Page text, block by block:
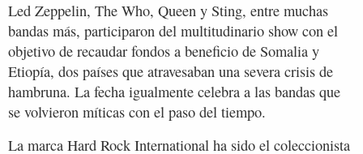
Led Zeppelin, The Who, Queen y Sting, entre muchas
bandas más, participaron del multitudinario show con el
objetivo de recaudar fondos a beneficio de Somalia y
Etiopía, dos países que atravesaban una severa crisis de
hambruna. La fecha igualmente celebra a las bandas que
se volvieron míticas con el paso del tiempo.
La marca Hard Rock International ha sido el coleccionista